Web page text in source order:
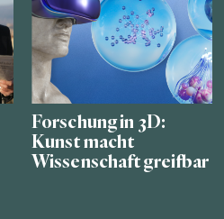
Forschung in 3D:
Kunst macht
Wissenschaft greifbar